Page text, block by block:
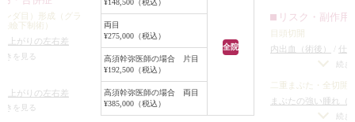
ダ目）形成（グラ
瞼下制術）
仕上がりの左右差
る場合）
いことがある/
きを見る
仕上がりの左右差
る場合）
きを見る
¥148,500（税込）
全院
両目
¥275,000（税込）
高須幹弥医師の場合 片目
¥192,500（税込）
高須幹弥医師の場合 両目
¥385,000（税込）
目頭側から目尻側
の、幅が広すぎな
りました。
また、蒙古襞の突
リスク・副作用
目頭切開
内出血（術後）
仕
（片目ずつ手術をす
続き
二重まぶた・全切開
まぶたの強い腫れ（
内出血（
続き